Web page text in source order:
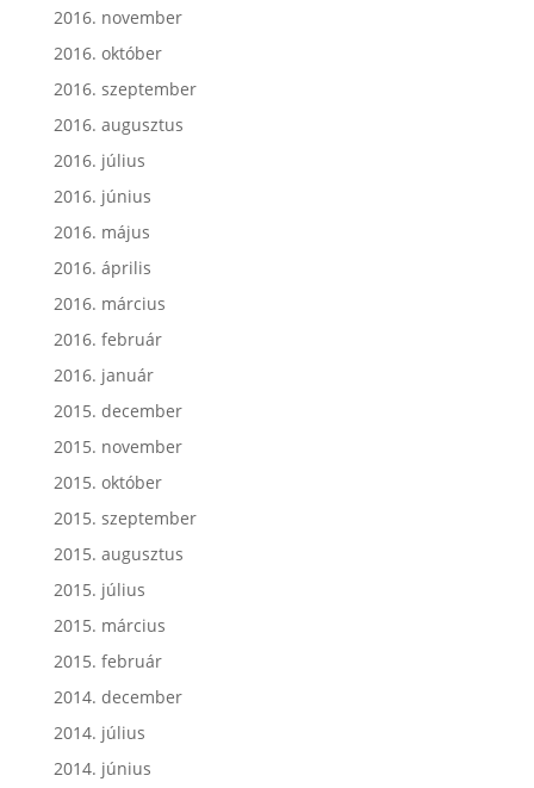
2016. november
2016. október
2016. szeptember
2016. augusztus
2016. július
2016. június
2016. május
2016. április
2016. március
2016. február
2016. január
2015. december
2015. november
2015. október
2015. szeptember
2015. augusztus
2015. július
2015. március
2015. február
2014. december
2014. július
2014. június